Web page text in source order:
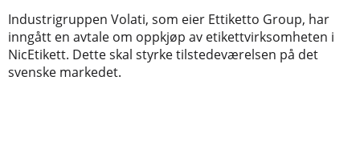
Industrigruppen Volati, som eier Ettiketto Group, har
inngått en avtale om oppkjøp av etikettvirksomheten i
NicEtikett. Dette skal styrke tilstedeværelsen på det
svenske markedet.